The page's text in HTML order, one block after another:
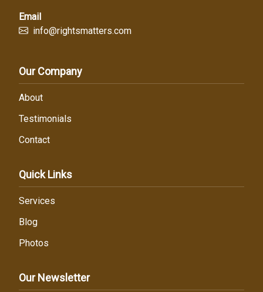
Email
info@rightsmatters.com
Our Company
About
Testimonials
Contact
Quick Links
Services
Blog
Photos
Our Newsletter